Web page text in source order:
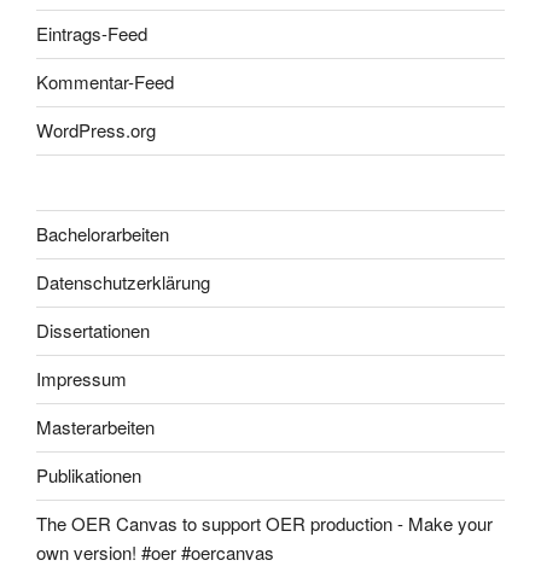
Eintrags-Feed
Kommentar-Feed
WordPress.org
Bachelorarbeiten
Datenschutzerklärung
Dissertationen
Impressum
Masterarbeiten
Publikationen
The OER Canvas to support OER production - Make your
own version! #oer #oercanvas